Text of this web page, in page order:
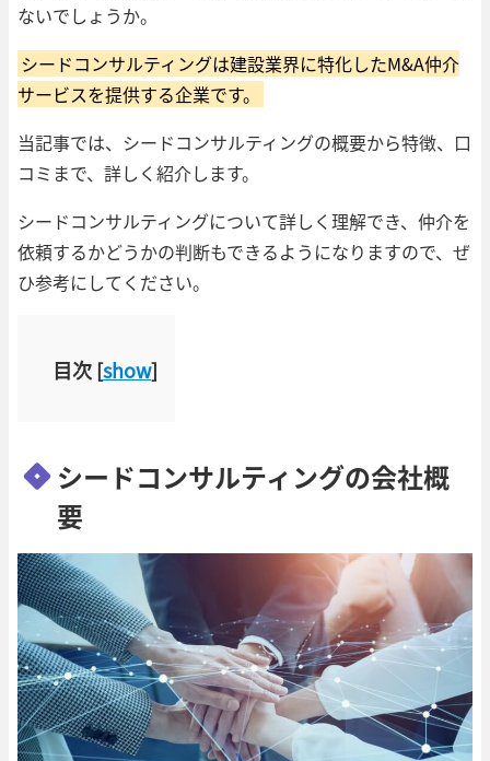
ないでしょうか。
シードコンサルティングは建設業界に特化したM&A仲介
サービスを提供する企業です。
当記事では、シードコンサルティングの概要から特徴、口
コミまで、詳しく紹介します。
シードコンサルティングについて詳しく理解でき、仲介を
依頼するかどうかの判断もできるようになりますので、ぜ
ひ参考にしてください。
目次[show]
シードコンサルティングの会社概
要